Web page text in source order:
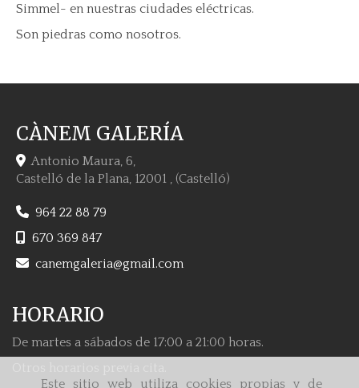
Este sitio web utiliza cookies propias y de
Simmel- en nuestras ciudades eléctricas.
Son piedras como nosotros.
CÀNEM GALERÍA
Antonio Maura, 6,
Castelló de la Plana, 12001 , (Castelló)
964 22 88 79
670 369 847
canemgaleria
gmail.com
HORARIO
De martes a sábados de 17:00 a 21:00 horas.